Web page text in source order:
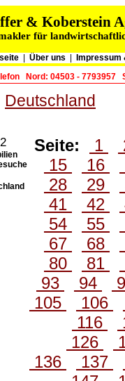
& Koberstein
für
|Über uns
Impressum
Nord: 04503 - 7793957
Deutschland
Seite: 1
15
16
28
29
41
42
54
55
67
68
80
81
93
94
105
106
116
126
136
137